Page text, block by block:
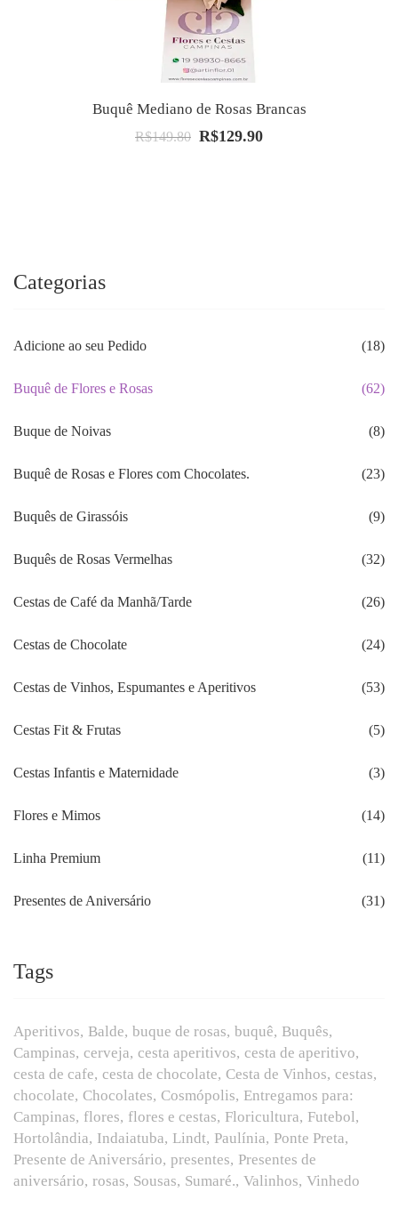
Buquê Mediano de Rosas Brancas
R$149.80 O
R$129.90O
Categorias
Adicione ao seu Pedido (18)
Buquê de Flores e Rosas (62)
Buque de Noivas (8)
Buquê de Rosas e Flores com Chocolates. (23)
Buquês de Girassóis (9)
Buquês de Rosas Vermelhas (32)
Cestas de Café da Manhã/Tarde (26)
Cestas de Chocolate (24)
Cestas de Vinhos, Espumantes e Aperitivos (53)
Cestas Fit & Frutas (5)
Cestas Infantis e Maternidade (3)
Flores e Mimos (14)
Linha Premium (11)
Presentes de Aniversário (31)
Tags
Aperitivos Balde buque de rosas buquê Buquês
Campinas cerveja cesta aperitivos cesta de aperitivo
cesta de cafe cesta de chocolate Cesta de Vinhos cestas
chocolate Chocolates Cosmópolis Entregamos para:
Campinas flores flores e cestas Floricultura Futebol
Hortolândia Indaiatuba Lindt Paulínia Ponte Preta
Presente de Aniversário presentes Presentes de
aniversário rosas Sousas Sumaré. Valinhos Vinhedo